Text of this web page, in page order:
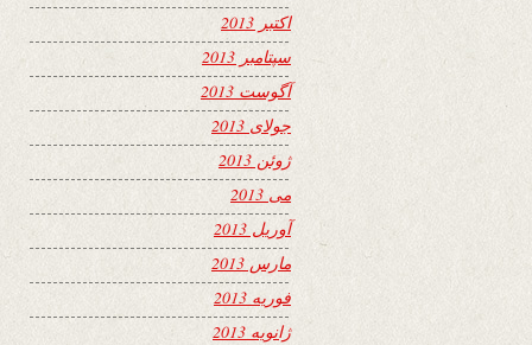
اکتبر 2013
سپتامبر 2013
آگوست 2013
جولای 2013
ژوئن 2013
می 2013
آوریل 2013
مارس 2013
فوریه 2013
ژانویه 2013